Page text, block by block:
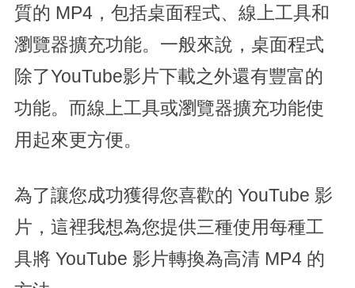
質的 MP4，包括桌面程式、線上工具和
瀏覽器擴充功能。一般來說，桌面程式
除了YouTube影片下載之外還有豐富的
功能。而線上工具或瀏覽器擴充功能使
用起來更方便。
為了讓您成功獲得您喜歡的 YouTube 影
片，這裡我想為您提供三種使用每種工
具將 YouTube 影片轉換為高清 MP4 的